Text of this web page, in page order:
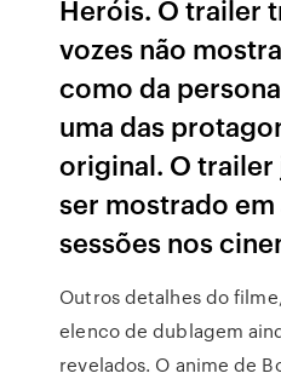
Heróis. O trailer
vozes não
como da
uma das
original. O trailer
ser mostrado
sessões nos
Outros detalhes do
elenco de dublagem
revelados. O anime de